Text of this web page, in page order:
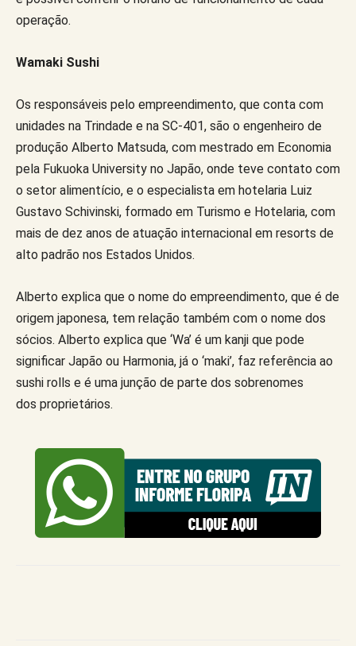
operação.
Wamaki Sushi
Os responsáveis pelo empreendimento, que conta com
unidades na Trindade e na SC-401, são o engenheiro de
produção Alberto Matsuda, com mestrado em Economia
pela Fukuoka University no Japão, onde teve contato com
o setor alimentício, e o especialista em hotelaria Luiz
Gustavo Schivinski, formado em Turismo e Hotelaria, com
mais de dez anos de atuação internacional em resorts de
alto padrão nos Estados Unidos.
Alberto explica que o nome do empreendimento, que é de
origem japonesa, tem relação também com o nome dos
sócios. Alberto explica que ‘Wa’ é um kanji que pode
significar Japão ou Harmonia, já o ‘maki’, faz referência ao
sushi rolls e é uma junção de parte dos sobrenomes
dos proprietários.